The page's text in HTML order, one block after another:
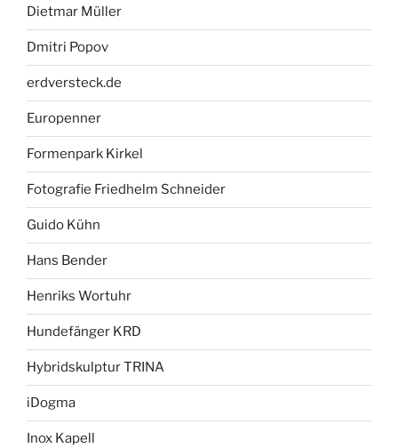
Dietmar Müller
Dmitri Popov
erdversteck.de
Europenner
Formenpark Kirkel
Fotografie Friedhelm Schneider
Guido Kühn
Hans Bender
Henriks Wortuhr
Hundefänger KRD
Hybridskulptur TRINA
iDogma
Inox Kapell